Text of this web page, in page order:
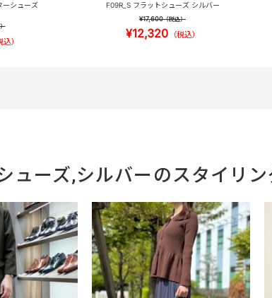
ーシューズ
込）
F09R_S フラットシューズ シルバー
¥17,600（税込）
¥12,320 （税込）
ューズ,シルバーのスタイリン